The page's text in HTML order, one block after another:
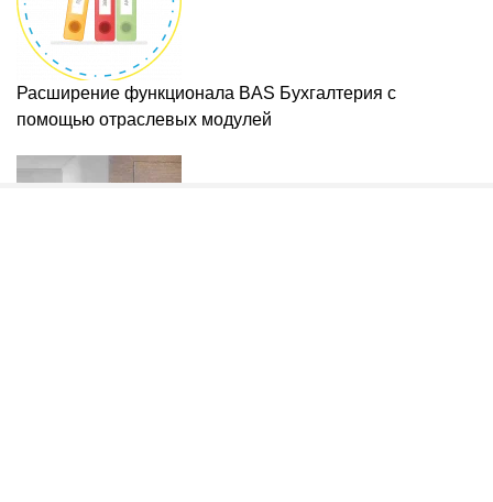
Расширение функционала BAS Бухгалтерия с
помощью отраслевых модулей